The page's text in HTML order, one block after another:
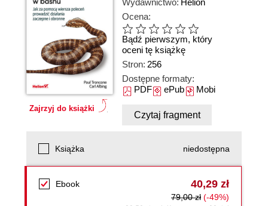
Zajrzyj do książki
Wydawnictwo: Helion
Ocena:
Bądź pierwszym, który
oceni tę książkę
Stron: 256
Dostępne formaty:
PDFePubMobi
Czytaj fragment
Książka niedostępna
Ebook 40,29 zł
79,00 zł (-49%)